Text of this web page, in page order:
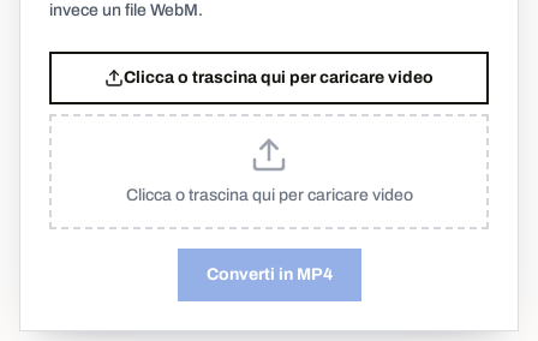
invece un file WebM.
Clicca o trascina qui per caricare video
Clicca o trascina qui per caricare video
Converti in MP4